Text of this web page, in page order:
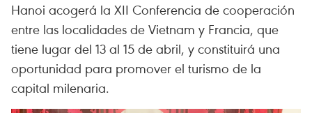
Hanoi acogerá la XII Conferencia de cooperación
entre las localidades de Vietnam y Francia, que
tiene lugar del 13 al 15 de abril, y constituirá una
oportunidad para promover el turismo de la
capital milenaria.